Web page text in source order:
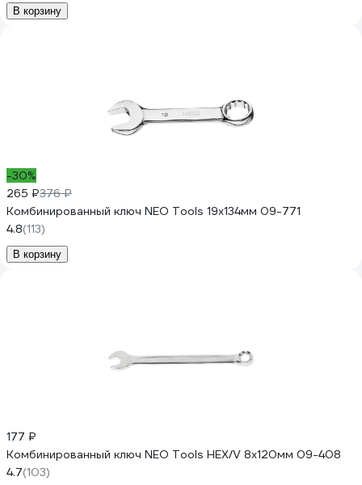
В корзину
-30%
265 ₽376 ₽
Комбинированный ключ NEO Tools 19x134мм 09-771
4.8(113)
В корзину
177 ₽
Комбинированный ключ NEO Tools HEX/V 8x120мм 09-408
4.7(103)